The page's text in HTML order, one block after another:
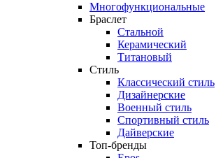
Многофункциональные
Браслет
Стальной
Керамический
Титановый
Стиль
Классический стиль
Дизайнерские
Военный стиль
Спортивный стиль
Дайверские
Топ-бренды